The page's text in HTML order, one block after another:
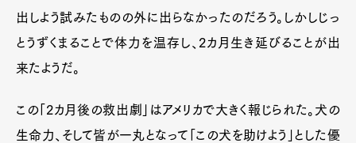
出しよう試みたものの外に出らなかったのだろう。しかしじっ
とうずくまることで体力を温存し、2カ月生き延びることが出
来たようだ。
この「2カ月後の救出劇」はアメリカで大きく報じられた。犬の
生命力、そして皆が一丸となって「この犬を助けよう」とした優